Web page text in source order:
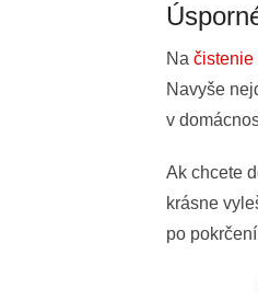
Na čistenie
Navyše
v
Ak chcete
krásne
po